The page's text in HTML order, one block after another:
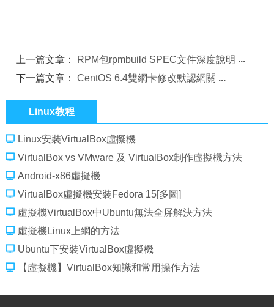
上一篇文章：
RPM包rpmbuild SPEC文件深度說明
下一篇文章：CentOS 6.4雙網卡修改默認網關
Linux教程
Linux安裝VirtualBox虛擬機
VirtualBox vs VMware 及 VirtualBox制作虛擬機方法
Android-x86虛擬機
VirtualBox虛擬機安裝Fedora 15[多圖]
虛擬機VirtualBox中Ubuntu無法全屏解決方法
虛擬機Linux上網的方法
Ubuntu下安裝VirtualBox虛擬機
【虛擬機】VirtualBox知識和常用操作方法